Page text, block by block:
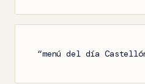
“menú del día